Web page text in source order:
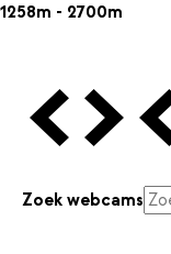
1258m - 2700m
Vorige Webcam
Volgende
Zoek webcams